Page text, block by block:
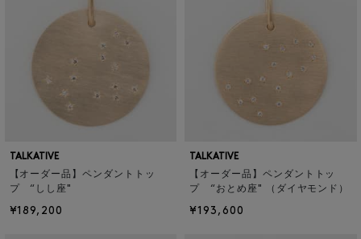
TALKATIVE
【オーダー品】ペンダントトッ
プ “しし座"
¥189,200
TALKATIVE
【オーダー品】ペンダントトッ
プ “おとめ座" （ダイヤモンド）
¥193,600